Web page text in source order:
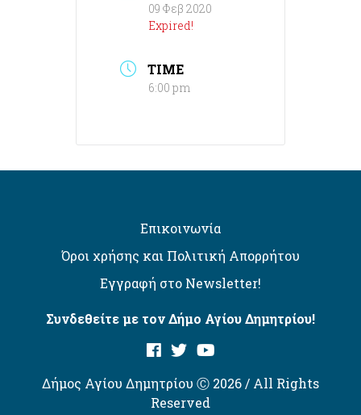
09 Φεβ 2020
Expired!
TIME
6:00 pm
Επικοινωνία
Όροι χρήσης και Πολιτική Απορρήτου
Εγγραφή στο Newsletter!
Συνδεθείτε με τον Δήμο Αγίου Δημητρίου!
Δήμος Αγίου Δημητρίου Ⓒ 2026 / All Rights
Reserved